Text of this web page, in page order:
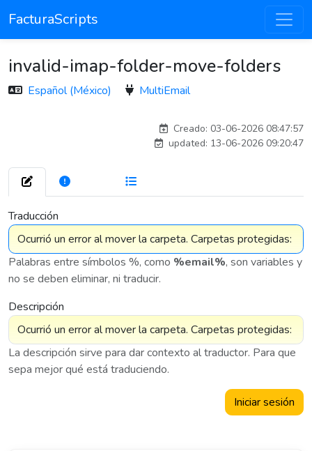
FacturaScripts
invalid-imap-folder-move-folders
Español (México) MultiEmail
Creado: 03-06-2026 08:47:57
updated: 13-06-2026 09:20:47
Traducción
Palabras entre símbolos %, como %email%, son variables y
no se deben eliminar, ni traducir.
Descripción
La descripción sirve para dar contexto al traductor. Para que
sepa mejor qué está traduciendo.
Iniciar sesión